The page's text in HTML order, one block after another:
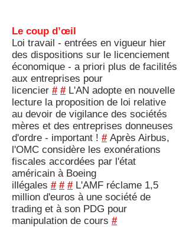
Le coup d’œil
Loi travail - entrées en vigueur hier
des dispositions sur le licenciement
économique - a priori plus de facilités
aux entreprises pour
licencier # #L'AN adopte en nouvelle
lecture la proposition de loi relative
au devoir de vigilance des sociétés
mères et des entreprises donneuses
d'ordre - important ! #Après Airbus,
l'OMC considère les exonérations
fiscales accordées par l'état
américain à Boeing
illégales # # #L'AMF réclame 1,5
million d'euros à une société de
trading et à son PDG pour
manipulation de cours #